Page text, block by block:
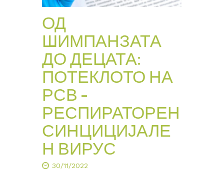
КОНТАКТ
ОД
ШИМПАНЗАТА
ДО ДЕЦАТА:
ПОТЕКЛОТО НА
РСВ –
РЕСПИРАТОРЕН
СИНЦИЦИЈАЛЕ
Н ВИРУС
30/11/2022